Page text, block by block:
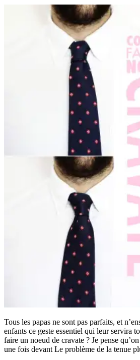
Tous les papas ne sont pas parfaits, et
enfants ce geste essentiel qui leur servira
faire un noeud de cravate ? Je pense
une fois devant Le problème de la tenue